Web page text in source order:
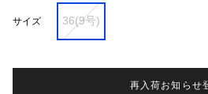
サイズ 36(9号)
再入荷お知らせ